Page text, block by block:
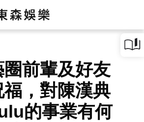
圈前輩及好友
福，對陳漢典
的事業有何